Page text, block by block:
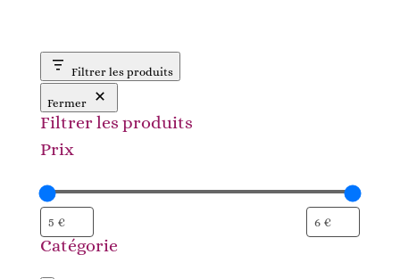
Filtrer les produits
Fermer
Filtrer les produits
Prix
Catégorie